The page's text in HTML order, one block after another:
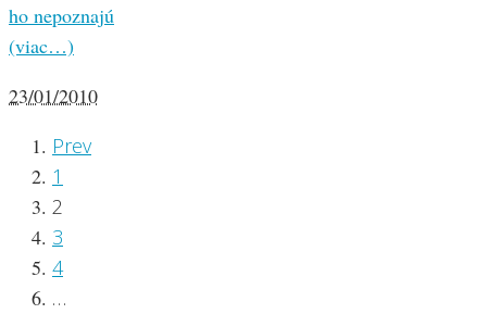
ho nepoznajú
(viac…)
23/01/2010
Prev
1
2
3
4
…